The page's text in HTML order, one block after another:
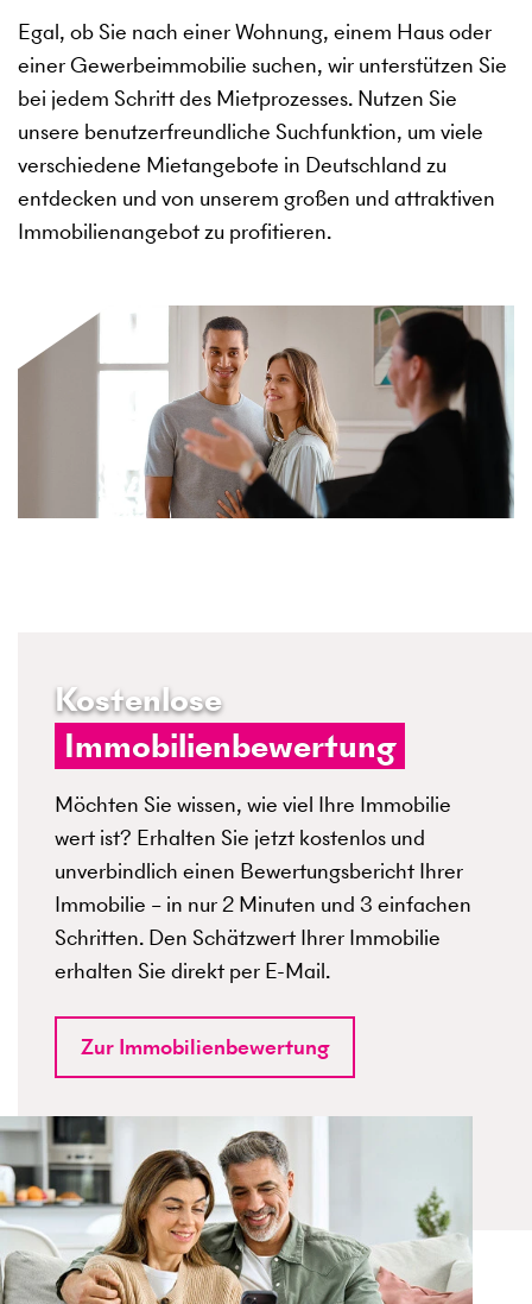
Egal, ob Sie nach einer Wohnung, einem Haus oder
einer Gewerbeimmobilie suchen, wir unterstützen Sie
bei jedem Schritt des Mietprozesses. Nutzen Sie
unsere benutzerfreundliche Suchfunktion, um viele
verschiedene Mietangebote in Deutschland zu
entdecken und von unserem großen und attraktiven
Immobilienangebot zu profitieren.
Kostenlose
Immobilienbewertung
Möchten Sie wissen, wie viel Ihre Immobilie
wert ist? Erhalten Sie jetzt kostenlos und
unverbindlich einen Bewertungsbericht Ihrer
Immobilie – in nur 2 Minuten und 3 einfachen
Schritten. Den Schätzwert Ihrer Immobilie
erhalten Sie direkt per E-Mail.
Zur Immobilienbewertung